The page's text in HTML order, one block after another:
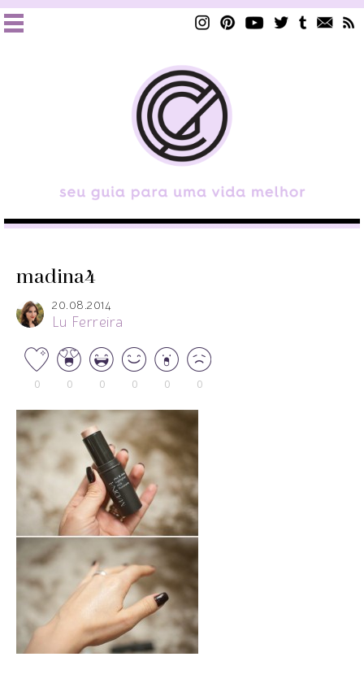
madina4
20.08.2014
Lu Ferreira
0 0 0 0 0 0